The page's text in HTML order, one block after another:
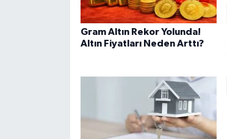
Gram Altın Rekor Yolunda!
Altın Fiyatları Neden Arttı?